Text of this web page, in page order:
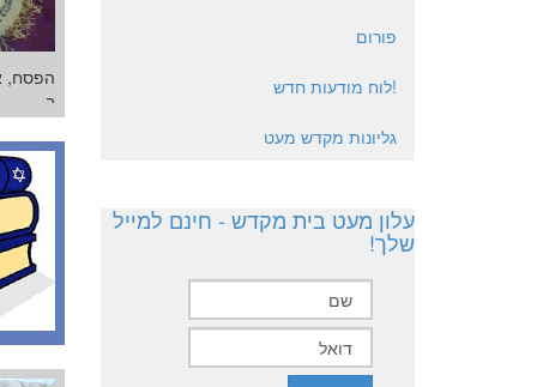
הפסח,
ב...
פורום
!לוח מודעות חדש
גליונות מקדש מעט
עלון מעט בית מקדש - חינם למייל
שלך!